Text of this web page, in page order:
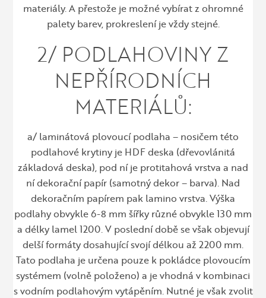
materiály. A přestože je možné vybírat z ohromné
palety barev, prokreslení je vždy stejné.
2/ PODLAHOVINY Z
NEPŘÍRODNÍCH
MATERIÁLŮ:
a/ laminátová plovoucí podlaha – nosičem této
podlahové krytiny je HDF deska (dřevovlánitá
základová deska), pod ní je protitahová vrstva a nad
ní dekorační papír (samotný dekor – barva). Nad
dekoračním papírem pak lamino vrstva. Výška
podlahy obvykle 6-8 mm šířky různé obvykle 130 mm
a délky lamel 1200. V poslední době se však objevují
delší formáty dosahující svojí délkou až 2200 mm.
Tato podlaha je určena pouze k pokládce plovoucím
systémem (volně položeno) a je vhodná v kombinaci
s vodním podlahovým vytápěním. Nutné je však zvolit